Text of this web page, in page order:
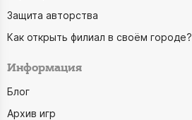
Защита авторства
Как открыть филиал в своём городе?
Информация
Блог
Архив игр